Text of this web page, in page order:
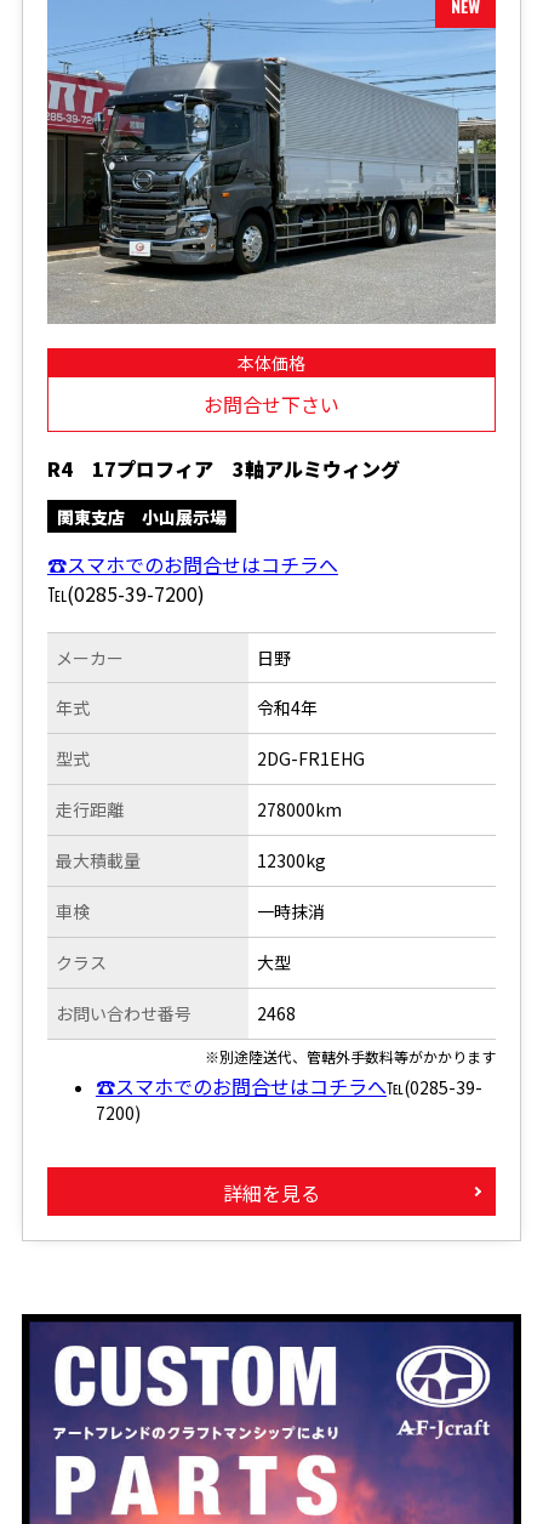
本体価格
お問合せ下さい
R4 17プロフィア 3軸アルミウィング
関東支店 小山展示場
☎スマホでのお問合せはコチラへ
℡(0285-39-7200)
メーカー
年式
型式
走行距離
日野
令和4年
2DG-FR1EHG
278000km
最大積載量
車検
クラス
お問い合わせ番号
12300kg
一時抹消
大型
2468
※別途陸送代、管轄外手数料等がかかります
☎スマホでのお問合せはコチラへ℡(0285-39-
7200)
詳細を見る